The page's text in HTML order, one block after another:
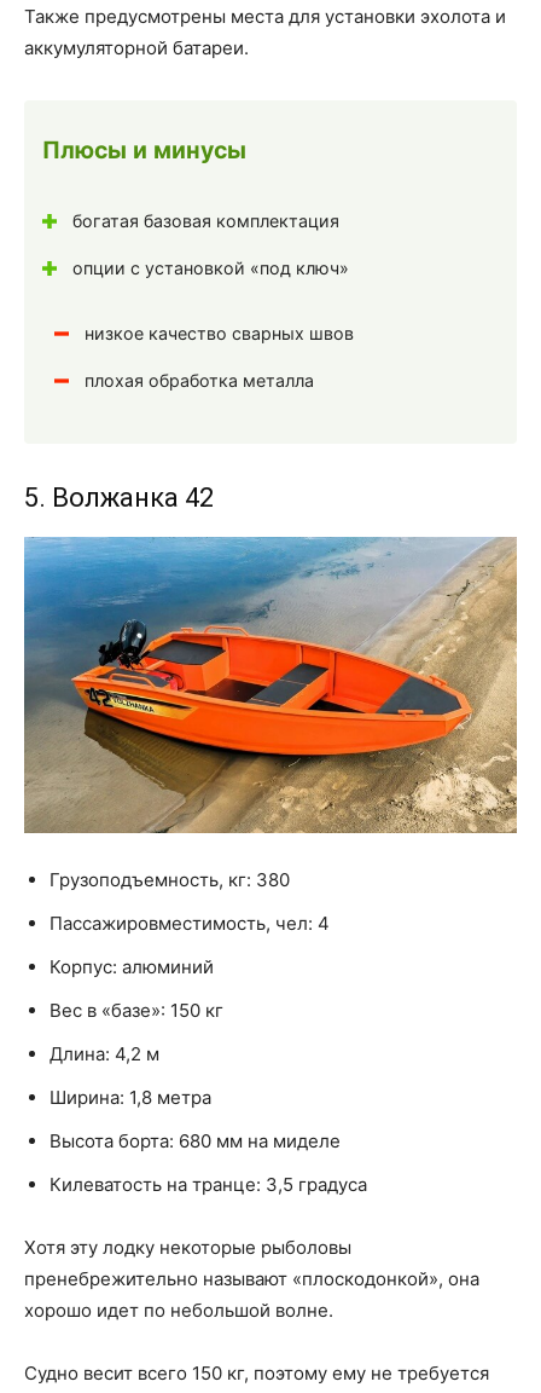
Также предусмотрены места для установки эхолота и
аккумуляторной батареи.
Плюсы и минусы
богатая базовая комплектация
опции с установкой «под ключ»
низкое качество сварных швов
плохая обработка металла
5. Волжанка 42
Грузоподъемность, кг: 380
Пассажировместимость, чел: 4
Корпус: алюминий
Вес в «базе»: 150 кг
Длина: 4,2 м
Ширина: 1,8 метра
Высота борта: 680 мм на миделе
Килеватость на транце: 3,5 градуса
Хотя эту лодку некоторые рыболовы
пренебрежительно называют «плоскодонкой», она
хорошо идет по небольшой волне.
Судно весит всего 150 кг, поэтому ему не требуется